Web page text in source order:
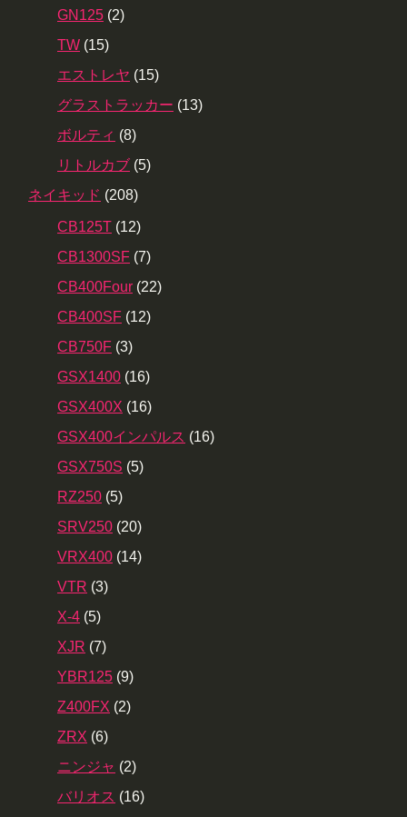
GN125 (2)
TW (15)
エストレヤ (15)
グラストラッカー (13)
ボルティ (8)
リトルカブ (5)
ネイキッド (208)
CB125T (12)
CB1300SF (7)
CB400Four (22)
CB400SF (12)
CB750F (3)
GSX1400 (16)
GSX400X (16)
GSX400インパルス (16)
GSX750S (5)
RZ250 (5)
SRV250 (20)
VRX400 (14)
VTR (3)
X-4 (5)
XJR (7)
YBR125 (9)
Z400FX (2)
ZRX (6)
ニンジャ (2)
バリオス (16)